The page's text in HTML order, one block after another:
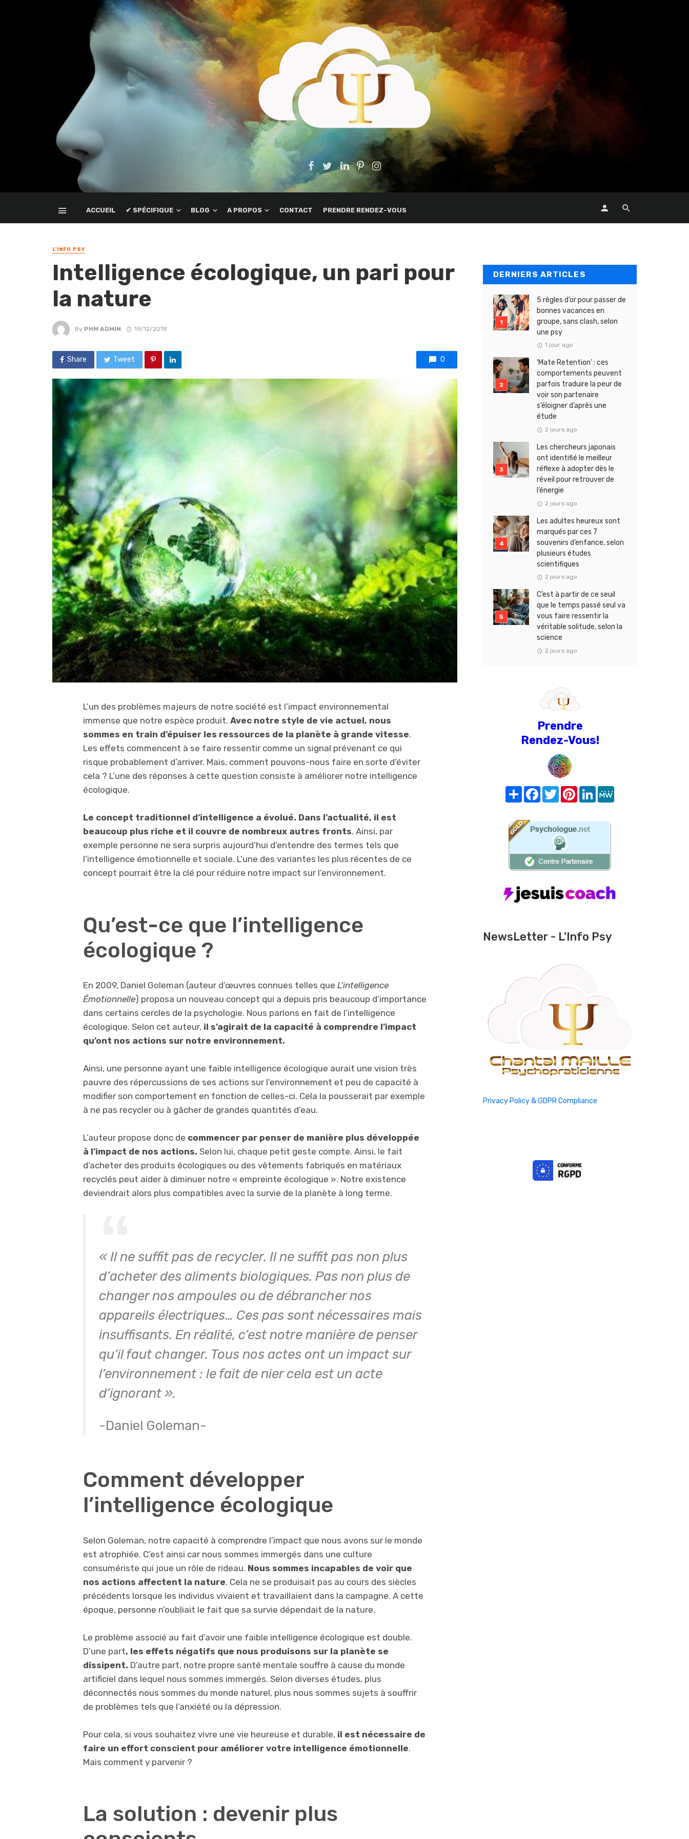
ACCUEIL ✔ SPÉCIFIQUE BLOG A PROPOS CONTACT PRENDRE RENDEZ-VOUS
L'INFO PSY
Intelligence écologique, un pari pour
la nature
By PHM ADMIN 19/12/2018
Share Tweet 0
L’un des problèmes majeurs de notre société est l’impact environnemental
immense que notre espèce produit. Avec notre style de vie actuel, nous
sommes en train d’épuiser les ressources de la planète à grande vitesse.
Les effets commencent à se faire ressentir comme un signal prévenant ce qui
risque probablement d’arriver. Mais, comment pouvons-nous faire en sorte d’éviter
cela ? L’une des réponses à cette question consiste à améliorer notre intelligence
écologique.
Le concept traditionnel d’intelligence a évolué. Dans l’actualité, il est
beaucoup plus riche et il couvre de nombreux autres fronts. Ainsi, par
exemple personne ne sera surpris aujourd’hui d’entendre des termes tels que
l’intelligence émotionnelle et sociale. L’une des variantes les plus récentes de ce
concept pourrait être la clé pour réduire notre impact sur l’environnement.
Qu’est-ce que l’intelligence
écologique ?
En 2009, Daniel Goleman (auteur d’œuvres connues telles que L’intelligence
Émotionnelle) proposa un nouveau concept qui a depuis pris beaucoup d’importance
dans certains cercles de la psychologie. Nous parlons en fait de l’intelligence
écologique. Selon cet auteur, il s’agirait de la capacité à comprendre l’impact
qu’ont nos actions sur notre environnement.
Ainsi, une personne ayant une faible intelligence écologique aurait une vision très
pauvre des répercussions de ses actions sur l’environnement et peu de capacité à
modifier son comportement en fonction de celles-ci. Cela la pousserait par exemple
à ne pas recycler ou à gâcher de grandes quantités d’eau.
L’auteur propose donc de commencer par penser de manière plus développée
à l’impact de nos actions. Selon lui, chaque petit geste compte. Ainsi, le fait
d’acheter des produits écologiques ou des vêtements fabriqués en matériaux
recyclés peut aider à diminuer notre « empreinte écologique ». Notre existence
deviendrait alors plus compatibles avec la survie de la planète à long terme.
« Il ne suffit pas de recycler. Il ne suffit pas non plus
d’acheter des aliments biologiques. Pas non plus de
changer nos ampoules ou de débrancher nos
appareils électriques… Ces pas sont nécessaires mais
insuffisants. En réalité, c’est notre manière de penser
qu’il faut changer. Tous nos actes ont un impact sur
l’environnement : le fait de nier cela est un acte
d’ignorant ».
-Daniel Goleman-
Comment développer
l’intelligence écologique
Selon Goleman, notre capacité à comprendre l’impact que nous avons sur le monde
est atrophiée. C’est ainsi car nous sommes immergés dans une culture
consumériste qui joue un rôle de rideau. Nous sommes incapables de voir que
nos actions affectent la nature. Cela ne se produisait pas au cours des siècles
précédents lorsque les individus vivaient et travaillaient dans la campagne. A cette
époque, personne n’oubliait le fait que sa survie dépendait de la nature.
Le problème associé au fait d’avoir une faible intelligence écologique est double.
D’une part, les effets négatifs que nous produisons sur la planète se
dissipent. D’autre part, notre propre santé mentale souffre à cause du monde
artificiel dans lequel nous sommes immergés. Selon diverses études, plus
déconnectés nous sommes du monde naturel, plus nous sommes sujets à souffrir
de problèmes tels que l’anxiété ou la dépression.
Pour cela, si vous souhaitez vivre une vie heureuse et durable, il est nécessaire de
faire un effort conscient pour améliorer votre intelligence émotionnelle.
Mais comment y parvenir ?
La solution : devenir plus
DERNIERS ARTICLES
5 règles d’or pour passer de
bonnes vacances en
groupe, sans clash, selon
une psy
1 jour ago
‘Mate Retention’ : ces
comportements peuvent
parfois traduire la peur de
voir son partenaire
s’éloigner d’après une
étude
2 jours ago
Les chercheurs japonais
ont identifié le meilleur
réflexe à adopter dès le
réveil pour retrouver de
l’énergie
2 jours ago
Les adultes heureux sont
marqués par ces 7
souvenirs d’enfance, selon
plusieurs études
scientifiques
2 jours ago
C’est à partir de ce seuil
que le temps passé seul va
vous faire ressentir la
véritable solitude, selon la
science
2 jours ago
Prendre
Rendez-Vous!
Share FacebookTwitterPinterest
LinkedIn
NewsLetter - L'Info Psy
Privacy Policy & GDPR Compliance